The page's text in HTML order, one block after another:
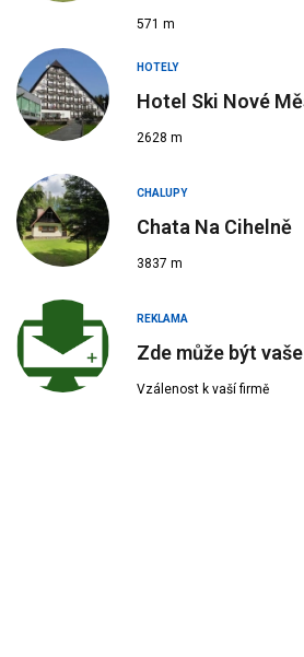
571 m
HOTELY
Hotel Ski Nové
2628 m
CHALUPY
Chata Na Cihelně
3837 m
REKLAMA
Zde může být
Vzálenost k vaší firmě